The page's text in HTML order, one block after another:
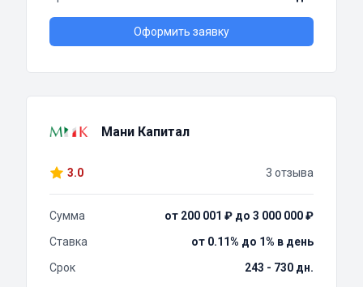
Оформить заявку
Мани Капитал
3.0 3 отзыва
Сумма
от 200 001 ₽ до 3 000 000 ₽
Ставка
от 0.11% до 1% в день
Срок
243 - 730 дн.